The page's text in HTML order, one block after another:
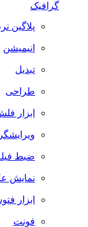
گرافیک
پلاگین
انیمیشن
تبدیل
طراحی
ابزار
ضبط
نمایش
ابزار
فونت